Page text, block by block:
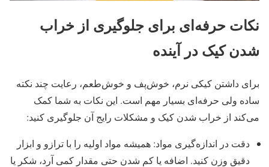
نکات حرفه‌ای برای جلوگیری از خراب
شدن کیک در آینده
برای داشتن کیکی نرم، خوش‌پف و خوش‌طعم، رعایت چند نکته
ساده ولی حرفه‌ای بسیار مهم است. این نکات به شما کمک
می‌کند از خراب شدن کیک و مشکلات رایج آن جلوگیری کنید:
دقت در اندازه‌گیری مواد: همیشه مواد اولیه را با ترازو و ابزار
دقیق وزن کنید. اضافه یا کم شدن حتی مقدار کمی آرد، شکر یا